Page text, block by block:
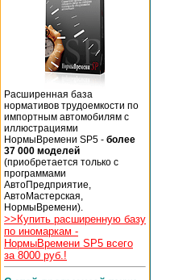
Расширенная база
нормативов трудоемкости по
импортным автомобилям с
иллюстрациями
НормыВремени SP5 - более
37 000 моделей
(приобретается только с
программами
АвтоПредприятие,
АвтоМастерская,
НормыВремени).
>>Купить расширенную базу
по иномаркам -
НормыВремени SP5 всего
за 8000 руб.!